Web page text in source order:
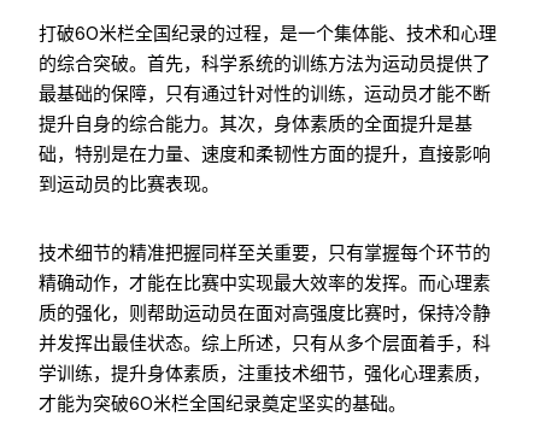
打破60米栏全国纪录的过程，是一个集体能、技术和心理
的综合突破。首先，科学系统的训练方法为运动员提供了
最基础的保障，只有通过针对性的训练，运动员才能不断
提升自身的综合能力。其次，身体素质的全面提升是基
础，特别是在力量、速度和柔韧性方面的提升，直接影响
到运动员的比赛表现。
技术细节的精准把握同样至关重要，只有掌握每个环节的
精确动作，才能在比赛中实现最大效率的发挥。而心理素
质的强化，则帮助运动员在面对高强度比赛时，保持冷静
并发挥出最佳状态。综上所述，只有从多个层面着手，科
学训练，提升身体素质，注重技术细节，强化心理素质，
才能为突破60米栏全国纪录奠定坚实的基础。